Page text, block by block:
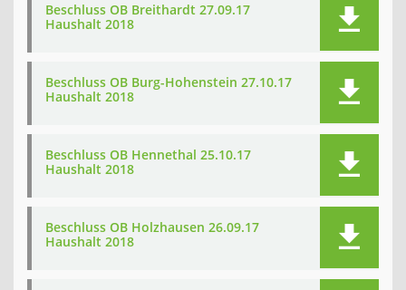
Beschluss OB Breithardt 27.09.17
Haushalt 2018
Beschluss OB Burg-Hohenstein 27.10.17
Haushalt 2018
Beschluss OB Hennethal 25.10.17
Haushalt 2018
Beschluss OB Holzhausen 26.09.17
Haushalt 2018